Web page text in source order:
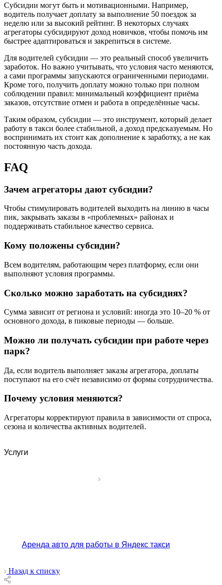
Субсидии могут быть и мотивационными. Например,
водитель получает доплату за выполнение 50 поездок за
неделю или за высокий рейтинг. В некоторых случаях
агрегаторы субсидируют доход новичков, чтобы помочь им
быстрее адаптироваться и закрепиться в системе.
Для водителей субсидии — это реальный способ увеличить
заработок. Но важно учитывать, что условия часто меняются,
а сами программы запускаются ограниченными периодами.
Кроме того, получить доплату можно только при полном
соблюдении правил: минимальный коэффициент приёма
заказов, отсутствие отмен и работа в определённые часы.
Таким образом, субсидии — это инструмент, который делает
работу в такси более стабильной, а доход предсказуемым. Но
воспринимать их стоит как дополнение к заработку, а не как
постоянную часть дохода.
FAQ
Зачем агрегаторы дают субсидии?
Чтобы стимулировать водителей выходить на линию в часы
пик, закрывать заказы в «проблемных» районах и
поддерживать стабильное качество сервиса.
Кому положены субсидии?
Всем водителям, работающим через платформу, если они
выполняют условия программы.
Сколько можно заработать на субсидиях?
Сумма зависит от региона и условий: иногда это 10–20 % от
основного дохода, в пиковые периоды — больше.
Можно ли получать субсидии при работе через
парк?
Да, если водитель выполняет заказы агрегатора, доплаты
поступают на его счёт независимо от формы сотрудничества.
Почему условия меняются?
Агрегаторы корректируют правила в зависимости от спроса,
сезона и количества активных водителей.
Услуги
Аренда авто для работы в Яндекс такси
Назад к списку